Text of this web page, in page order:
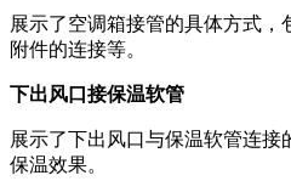
展示了空调箱接管的具体方式，
附件的连接等。
下出风口接保温软管
展示了下出风口与保温软管连接
保温效果。